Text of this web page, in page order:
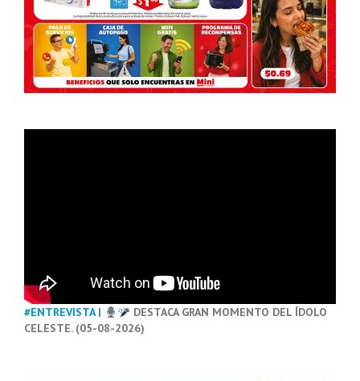
#ENTREVISTA|
DESTACA GRAN MOMENTO DEL ÍDOLO
CELESTE. (05-08-2026)